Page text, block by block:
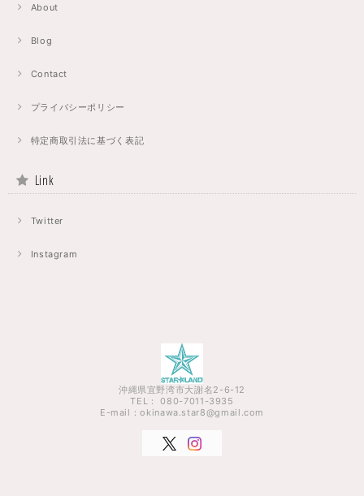
About
Blog
Contact
プライバシーポリシー
特定商取引法に基づく表記
Link
Twitter
Instagram
沖縄県宜野湾市大謝名2-6-12
TEL： 080-7011-3935
E-mail：okinawa.star8@gmail.com